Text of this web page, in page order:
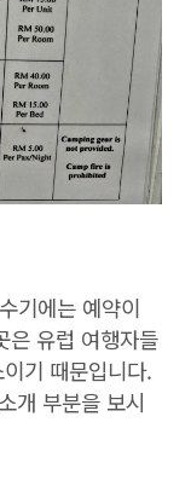
기에는 예약이
은 유럽 여행자들
기 때문입니다.
개 부분을 보시